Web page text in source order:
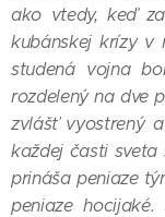
ako vtedy, keď
kubánskej krízy v
studená vojna
rozdelený na dve
zvlášť vyostrený
každej časti sveta
prináša peniaze
peniaze